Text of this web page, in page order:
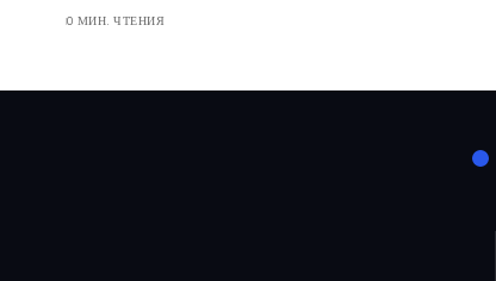
0 МИН. ЧТЕНИЯ